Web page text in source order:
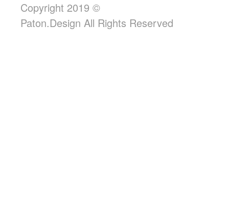
Copyright 2019 ©
Paton.Design All Rights Reserved